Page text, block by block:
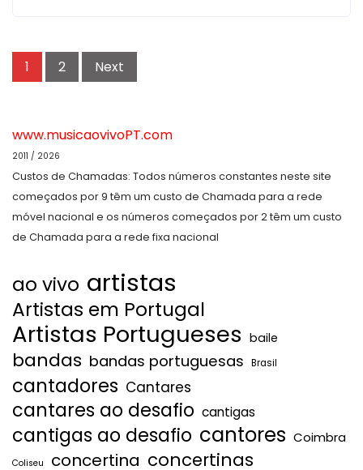
Posts
navigation
1 2 Next
www.musicaovivoPT.com
2011 / 2026
Custos de Chamadas: Todos números constantes neste site
começados por 9 têm um custo de Chamada para a rede
móvel nacional e os números começados por 2 têm um custo
de Chamada para a rede fixa nacional
ao vivo artistas
Artistas em Portugal
Artistas Portugueses baile
bandas bandas portuguesas Brasil
cantadores Cantares
cantares ao desafio cantigas
cantigas ao desafio cantores Coimbra
Coliseu concertina concertinas